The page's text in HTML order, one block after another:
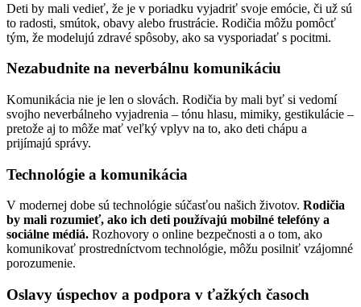
Deti by mali vedieť, že je v poriadku vyjadriť svoje emócie, či už sú
to radosti, smútok, obavy alebo frustrácie. Rodičia môžu pomôcť
tým, že modelujú zdravé spôsoby, ako sa vysporiadať s pocitmi.
Nezabudnite na neverbálnu komunikáciu
Komunikácia nie je len o slovách. Rodičia by mali byť si vedomí
svojho neverbálneho vyjadrenia – tónu hlasu, mimiky, gestikulácie –
pretože aj to môže mať veľký vplyv na to, ako deti chápu a
prijímajú správy.
Technológie a komunikácia
V modernej dobe sú technológie súčasťou našich životov. Rodičia
by mali rozumieť, ako ich deti používajú mobilné telefóny a
sociálne médiá. Rozhovory o online bezpečnosti a o tom, ako
komunikovať prostredníctvom technológie, môžu posilniť vzájomné
porozumenie.
Oslavy úspechov a podpora v ťažkých časoch